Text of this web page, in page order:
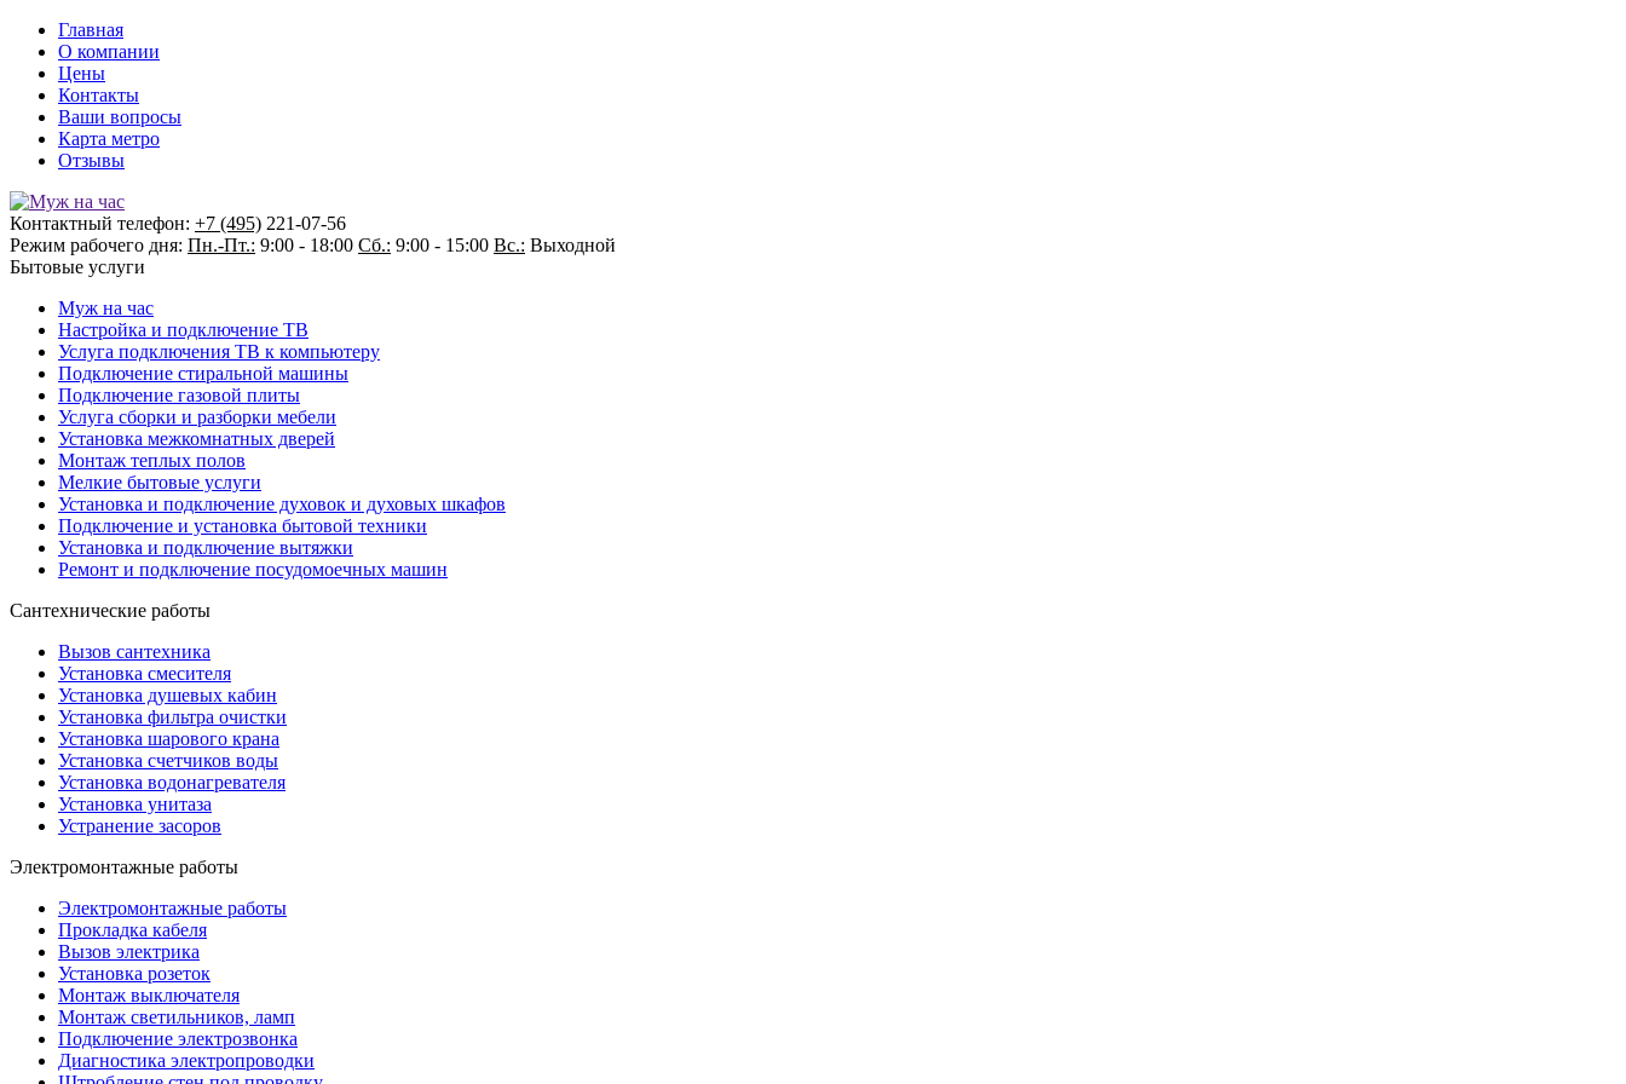
Главная
О компании
Цены
Контакты
Ваши вопросы
Карта метро
Отзывы
Контактный телефон: +7 (495) 221-07-56
Режим рабочего дня: Пн.-Пт.: 9:00 - 18:00 Сб.: 9:00 - 15:00 Вс.: Выходной
Бытовые услуги
Муж на час
Настройка и подключение ТВ
Услуга подключения ТВ к компьютеру
Подключение стиральной машины
Подключение газовой плиты
Услуга сборки и разборки мебели
Установка межкомнатных дверей
Монтаж теплых полов
Мелкие бытовые услуги
Установка и подключение духовок и духовых шкафов
Подключение и установка бытовой техники
Установка и подключение вытяжки
Ремонт и подключение посудомоечных машин
Сантехнические работы
Вызов сантехника
Установка смесителя
Установка душевых кабин
Установка фильтра очистки
Установка шарового крана
Установка счетчиков воды
Установка водонагревателя
Установка унитаза
Устранение засоров
Электромонтажные работы
Электромонтажные работы
Прокладка кабеля
Вызов электрика
Установка розеток
Монтаж выключателя
Монтаж светильников, ламп
Подключение электрозвонка
Диагностика электропроводки